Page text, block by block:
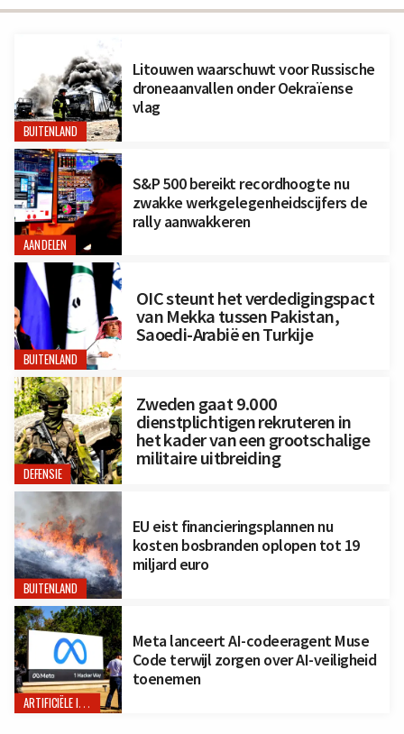
BUITENLAND
Litouwen waarschuwt voor Russische
droneaanvallen onder Oekraïense
vlag
AANDELEN
S&P 500 bereikt recordhoogte nu
zwakke werkgelegenheidscijfers de
rally aanwakkeren
BUITENLAND
OIC steunt het verdedigingspact
van Mekka tussen Pakistan,
Saoedi-Arabië en Turkije
DEFENSIE
Zweden gaat 9.000
dienstplichtigen rekruteren in
het kader van een grootschalige
militaire uitbreiding
BUITENLAND
EU eist financieringsplannen nu
kosten bosbranden oplopen tot 19
miljard euro
ARTIFICIËLE INTELLIGENTIE
Meta lanceert AI-codeeragent Muse
Code terwijl zorgen over AI-veiligheid
toenemen